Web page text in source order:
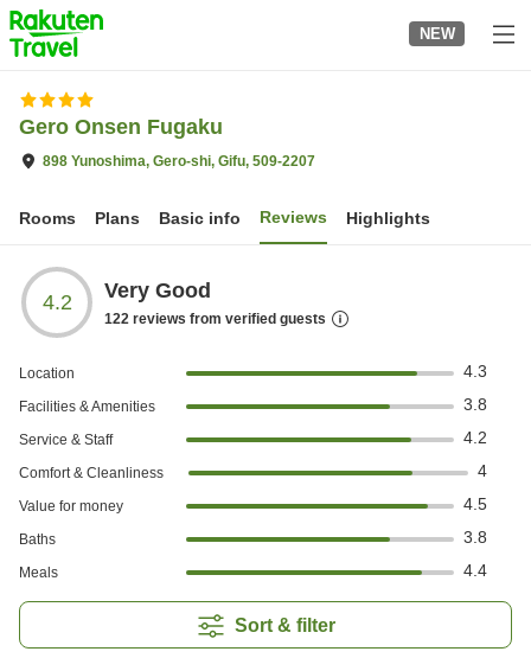
to
top
page
NEW
Gero Onsen Fugaku
898 Yunoshima, Gero-shi, Gifu, 509-2207
Rooms Plans Basic info Reviews Highlights
4.2 Very Good
122 reviews from verified guests
Location 4.3
Facilities & Amenities 3.8
Service & Staff 4.2
Comfort & Cleanliness 4
Value for money 4.5
Baths 3.8
Meals 4.4
Sort & filter